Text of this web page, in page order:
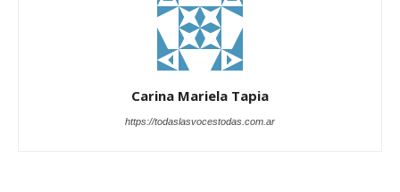
Carina Mariela Tapia
https://todaslasvocestodas.com.ar